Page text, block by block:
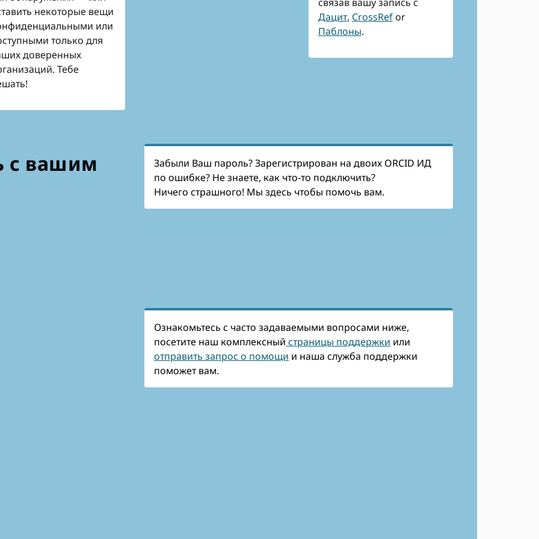
некоторые вещи
или
только для
доверенных
Тебе
связав вашу запись с
Дацит, CrossRefor
Паблоны.
с вашим
Забыли Ваш пароль? Зарегистрирован на двоих ORCID ИД
по ошибке? Не знаете, как что-то подключить?
Ничего страшного! Мы здесь чтобы помочь вам.
Ознакомьтесь с часто задаваемыми вопросами ниже,
посетите наш комплексный страницы поддержки или
отправить запрос о помощи и наша служба поддержки
поможет вам.